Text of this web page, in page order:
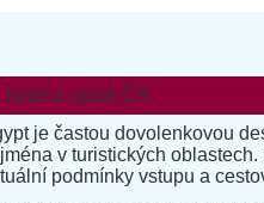
hodina oproti ČR
je častou dovolenkovou
v turistických
podmínky vstupu a